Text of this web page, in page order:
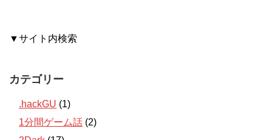
▼サイト内検索
カテゴリー
.hackGU (1)
1分間ゲーム話 (2)